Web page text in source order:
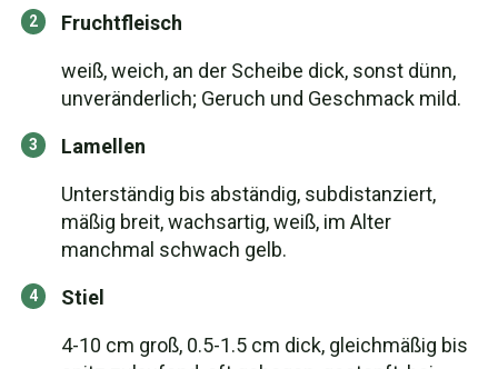
Fruchtfleisch
weiß, weich, an der Scheibe dick, sonst dünn,
unveränderlich; Geruch und Geschmack mild.
Lamellen
Unterständig bis abständig, subdistanziert,
mäßig breit, wachsartig, weiß, im Alter
manchmal schwach gelb.
Stiel
4-10 cm groß, 0.5-1.5 cm dick, gleichmäßig bis